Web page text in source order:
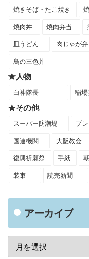
焼きそば・たこ焼き
焼肉丼 焼肉弁当
皿うどん 肉じゃが弁
鳥の三色丼
★人物
白神隊長 稲場
★その他
スーパー防潮堤 ブ
国連機関 大阪教会
復興祈願祭 手紙
装束 読売新聞
アーカイブ